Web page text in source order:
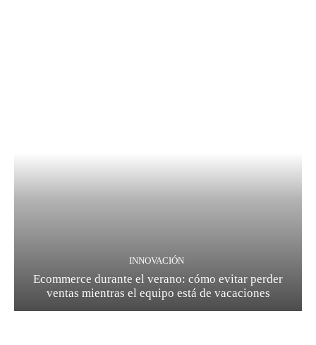
INNOVACIÓN
Ecommerce durante el verano: cómo evitar perder
ventas mientras el equipo está de vacaciones